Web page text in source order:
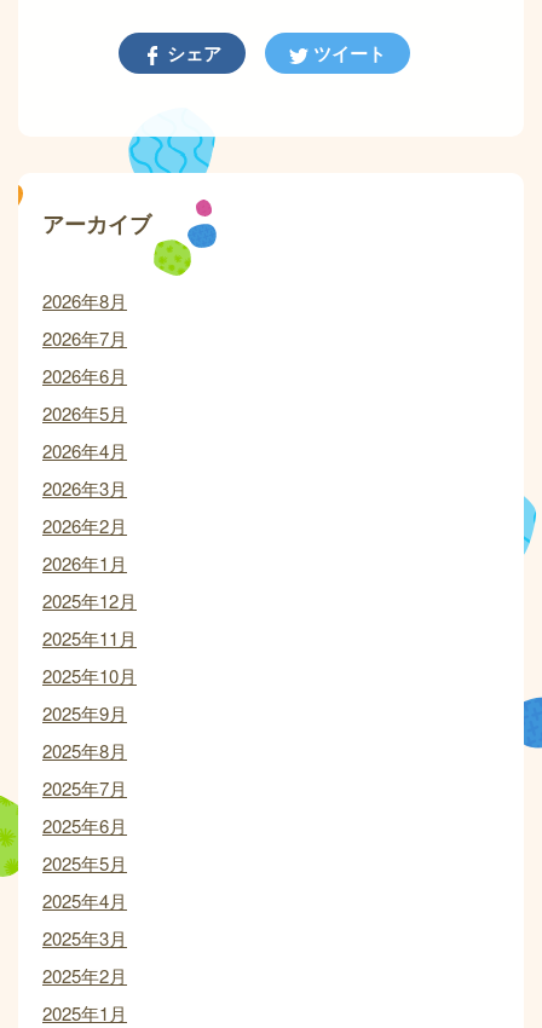
シェア ツイート
アーカイブ
2026年8月
2026年7月
2026年6月
2026年5月
2026年4月
2026年3月
2026年2月
2026年1月
2025年12月
2025年11月
2025年10月
2025年9月
2025年8月
2025年7月
2025年6月
2025年5月
2025年4月
2025年3月
2025年2月
2025年1月